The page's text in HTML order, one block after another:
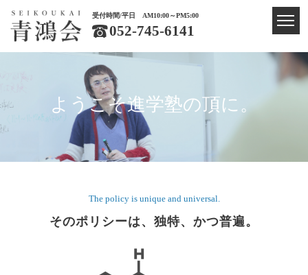
受付時間/平日 AM10:00～PM5:00
052-745-6141
ようこそ進学塾の頂に。
The policy is unique and universal.
そのポリシーは、独特、かつ普遍。